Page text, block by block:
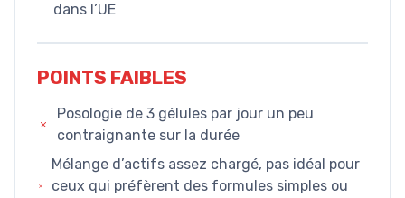
dans l’UE
POINTS FAIBLES
Posologie de 3 gélules par jour un peu
contraignante sur la durée
Mélange d’actifs assez chargé, pas idéal pour
ceux qui préfèrent des formules simples ou